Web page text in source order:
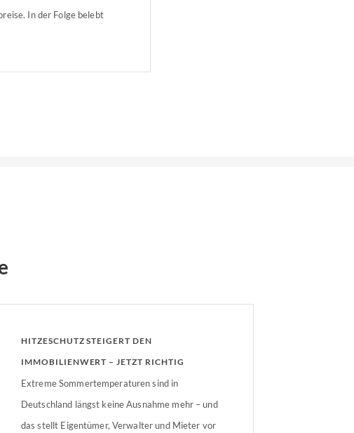
In der Folge belebt
HITZESCHUTZ STEIGERT DEN
IMMOBILIENWERT – JETZT RICHTIG
NACHRÜSTEN UND FÖRDERN LASSEN
Extreme Sommertemperaturen sind in
Deutschland längst keine Ausnahme mehr – und
das stellt Eigentümer, Verwalter und Mieter vor